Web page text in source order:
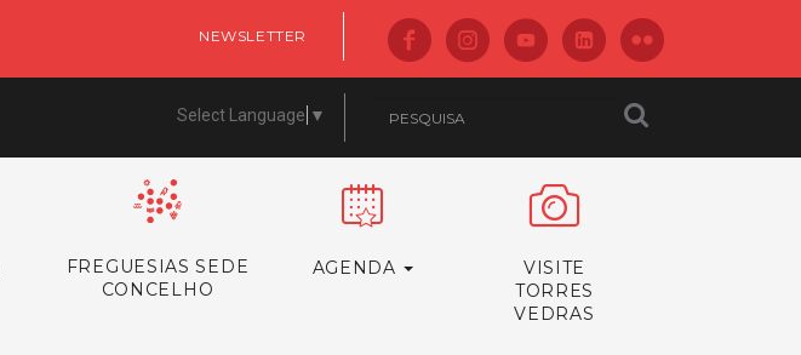
NEWSLETTER
Select Language ▼
FREGUESIAS SEDE
CONCELHO
AGENDA
VISITE
TORRES
VEDRAS